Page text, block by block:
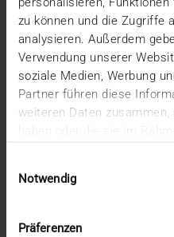
zu können und die Zugriffe
analysieren. Außerdem
Verwendung unserer
soziale Medien, Werbung
Partner führen diese
weiteren Daten
Notwendig
Präferenzen
Da…
VISUS HEALTH IT
MEHR ERFAHREN